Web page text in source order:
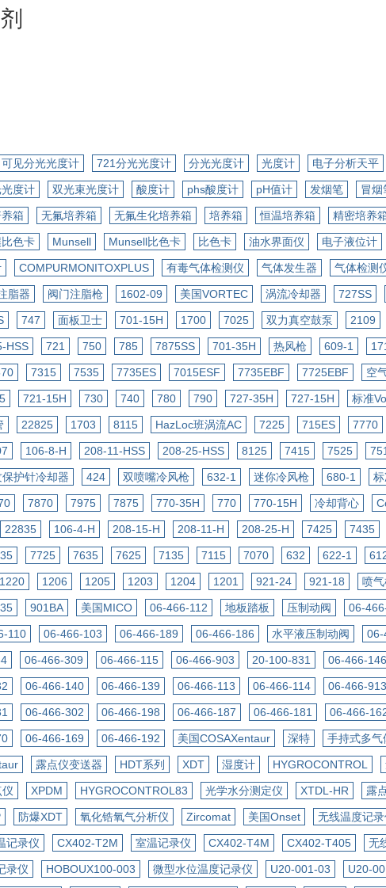
可见分光光度计 721分光光度计 分光光度计 光度计 电子分析天平
度计 双光束光度计 酸度计 phs酸度计 pH值计 发烟笔 冒烟
箱 无氟培养箱 无氟生化培养箱 培养箱 恒温培养箱 精密培养
色卡 Munsell Munsell比色卡 比色卡 油水界面仪 电子液位计
COMPURMONITOXPLUS 有毒气体检测仪 气体发生器 气体检测
脂器 阀门注脂枪 1602-09 美国VORTEC 涡流冷却器 727SS
747 面板卫士 701-15H 1700 7025 双力真空鼓泵 2109
HSS 721 750 785 7875SS 701-35H 热风枪 609-1
7315 7535 7735ES 7015ESF 7735EBF 7725EBF 空
721-15H 730 740 780 790 727-35H 727-15H 标准
22825 1703 8115 HazLoc班涡流AC 7225 715ES 7770
106-8-H 208-11-HSS 208-25-HSS 8125 7415 7525
护针冷却器 424 双喷嘴冷风枪 632-1 迷你冷风枪 680-1
7870 7975 7875 770-35H 770 770-15H 冷却背心
22835 106-4-H 208-15-H 208-11-H 208-25-H 7425 7435
7725 7635 7625 7135 7115 7070 632 622-1
1220 1206 1205 1203 1204 1201 921-24 921-18 喷
901BA 美国MICO 06-466-112 地板踏板 压制动阀 06-
110 06-466-103 06-466-189 06-466-186 水平液压制动阀 06-
06-466-309 06-466-115 06-466-903 20-100-831 06-466-146
06-466-140 06-466-139 06-466-113 06-466-114 06-466-913
06-466-302 06-466-198 06-466-187 06-466-181 06-466-
06-466-169 06-466-192 美国COSAXentaur 深特 手持式多气
露点仪变送器 HDT系列 XDT 湿度计 HYGROCONTROL
XPDM HYGROCONTROL83 光学水分测定仪 XTDL-HR 露
防爆XDT 氧化锆氧气分析仪 Zircomat 美国Onset 无线温度记录
记录仪 CX402-T2M 室温记录仪 CX402-T4M CX402-T405 无
录仪 HOBOUX100-003 微型水位温度记录仪 U20-001-03 U20-